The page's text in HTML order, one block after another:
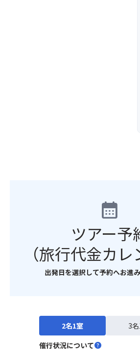
calendar_month
ツアー予
（旅行代金カレ
出発日を選択して予約へお進み
2名1室 3
催行状況についてhelp